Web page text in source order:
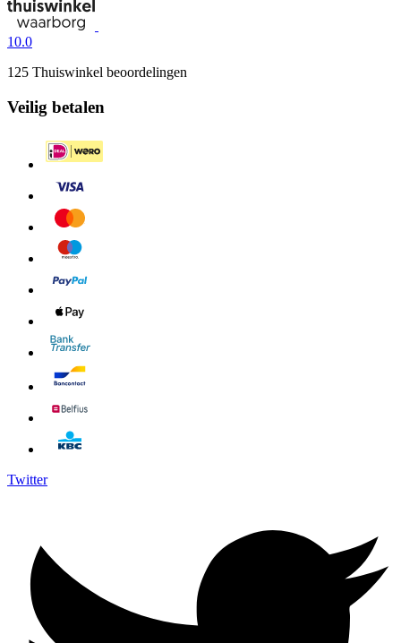
10.0
125 Thuiswinkel beoordelingen
Veilig betalen
Twitter